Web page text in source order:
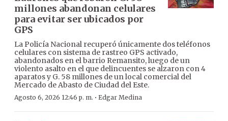
millones abandonan celulares
para evitar ser ubicados por
GPS
La Policía Nacional recuperó únicamente dos teléfonos
celulares con sistema de rastreo GPS activado,
abandonados en el barrio Remansito, luego de un
violento asalto en el que delincuentes se alzaron con 4
aparatos y G. 58 millones de un local comercial del
Mercado de Abasto de Ciudad del Este.
Agosto 6, 2026 12:46 p. m. · Edgar Medina